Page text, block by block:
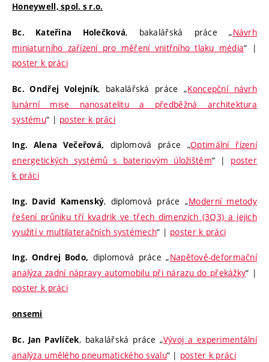
Honeywell, spol. s r.o.
Bc. Kateřina Holečková, bakalářská práce „Návrh
miniaturního zařízení pro měření vnitřního tlaku média“ |
poster k práci
Bc. Ondřej Volejník, bakalářská práce „Koncepční návrh
lunární mise nanosatelitu a předběžná architektura
systému“ | poster k práci
Ing. Alena Večeřová, diplomová práce „Optimální řízení
energetických systémů s bateriovým úložištěm“ | poster
k práci
Ing. David Kamenský, diplomová práce „Moderní metody
řešení průniku tří kvadrik ve třech dimenzích (3Q3) a jejich
využití v multilateračních systémech“ | poster k práci
Ing. Ondrej Bodo, diplomová práce „Napěťově-deformační
analýza zadní nápravy automobilu při nárazu do překážky“ |
poster k práci
onsemi
Bc. Jan Pavlíček, bakalářská práce „Vývoj a experimentální
analýza umělého pneumatického svalu“ | poster k práci